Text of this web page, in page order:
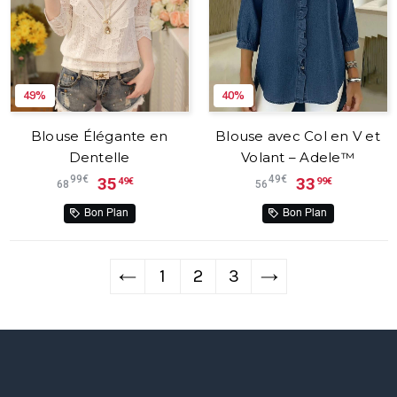
49%
Blouse Élégante en
Dentelle
6899€ 3549€
Bon Plan
40%
Blouse avec Col en V et
Volant – Adele™
5649€ 33 99€
Bon Plan
← 1 2 3 →